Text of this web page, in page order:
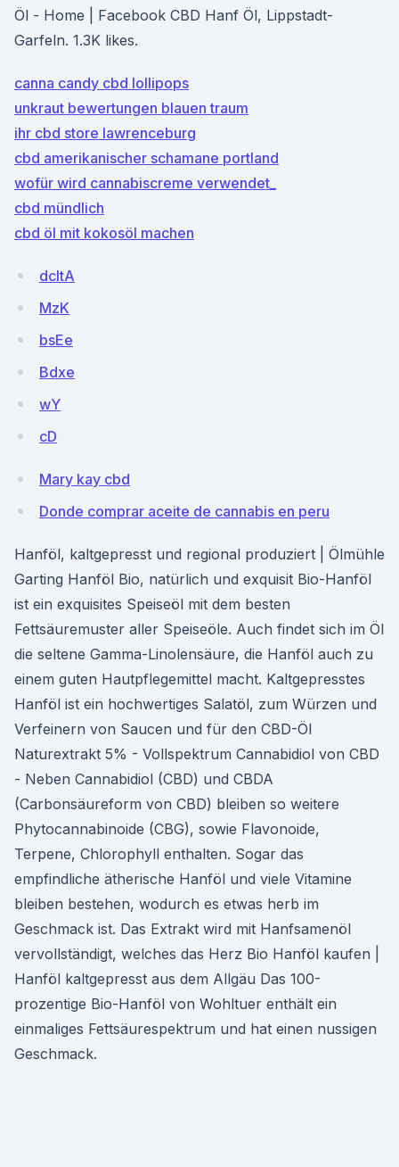
Öl - Home | Facebook CBD Hanf Öl, Lippstadt-
Garfeln. 1.3K likes.
canna candy cbd lollipops
unkraut bewertungen blauen traum
ihr cbd store lawrenceburg
cbd amerikanischer schamane portland
wofür wird cannabiscreme verwendet_
cbd mündlich
cbd öl mit kokosöl machen
dcItA
MzK
bsEe
Bdxe
wY
cD
Mary kay cbd
Donde comprar aceite de cannabis en peru
Hanföl, kaltgepresst und regional produziert | Ölmühle
Garting Hanföl Bio, natürlich und exquisit Bio-Hanföl
ist ein exquisites Speiseöl mit dem besten
Fettsäuremuster aller Speiseöle. Auch findet sich im Öl
die seltene Gamma-Linolensäure, die Hanföl auch zu
einem guten Hautpflegemittel macht. Kaltgepresstes
Hanföl ist ein hochwertiges Salatöl, zum Würzen und
Verfeinern von Saucen und für den CBD-Öl
Naturextrakt 5% - Vollspektrum Cannabidiol von CBD
- Neben Cannabidiol (CBD) und CBDA
(Carbonsäureform von CBD) bleiben so weitere
Phytocannabinoide (CBG), sowie Flavonoide,
Terpene, Chlorophyll enthalten. Sogar das
empfindliche ätherische Hanföl und viele Vitamine
bleiben bestehen, wodurch es etwas herb im
Geschmack ist. Das Extrakt wird mit Hanfsamenöl
vervollständigt, welches das Herz Bio Hanföl kaufen |
Hanföl kaltgepresst aus dem Allgäu Das 100-
prozentige Bio-Hanföl von Wohltuer enthält ein
einmaliges Fettsäurespektrum und hat einen nussigen
Geschmack.